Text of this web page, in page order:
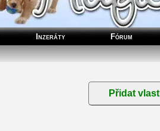
Inzeráty Fórum